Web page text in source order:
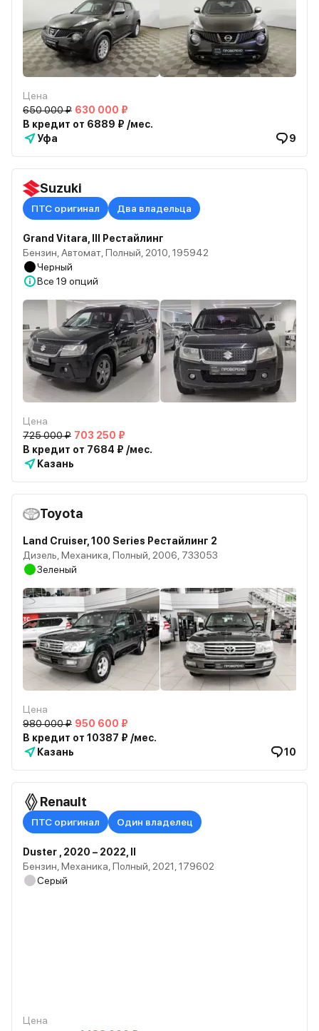
Цена
650 000 ₽ 630 000 ₽
В кредит от 6889 ₽ /мес.
Уфа
9
Suzuki
ПТС оригинал Два владельца
Grand Vitara, III Рестайлинг
Бензин, Автомат, Полный, 2010, 195942
Черный
Все 19 опций
Цена
725 000 ₽ 703 250 ₽
В кредит от 7684 ₽ /мес.
Казань
Toyota
Land Cruiser, 100 Series Рестайлинг 2
Дизель, Механика, Полный, 2006, 733053
Зеленый
Цена
980 000 ₽ 950 600 ₽
В кредит от 10387 ₽ /мес.
Казань
10
Renault
ПТС оригинал Один владелец
Duster , 2020 – 2022, II
Бензин, Механика, Полный, 2021, 179602
Серый
Цена